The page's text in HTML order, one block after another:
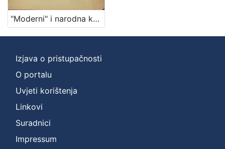
"Moderni" i narodna književnost / Albert Bazala
Izjava o pristupačnosti
O portalu
Uvjeti korištenja
Linkovi
Suradnici
Impressum